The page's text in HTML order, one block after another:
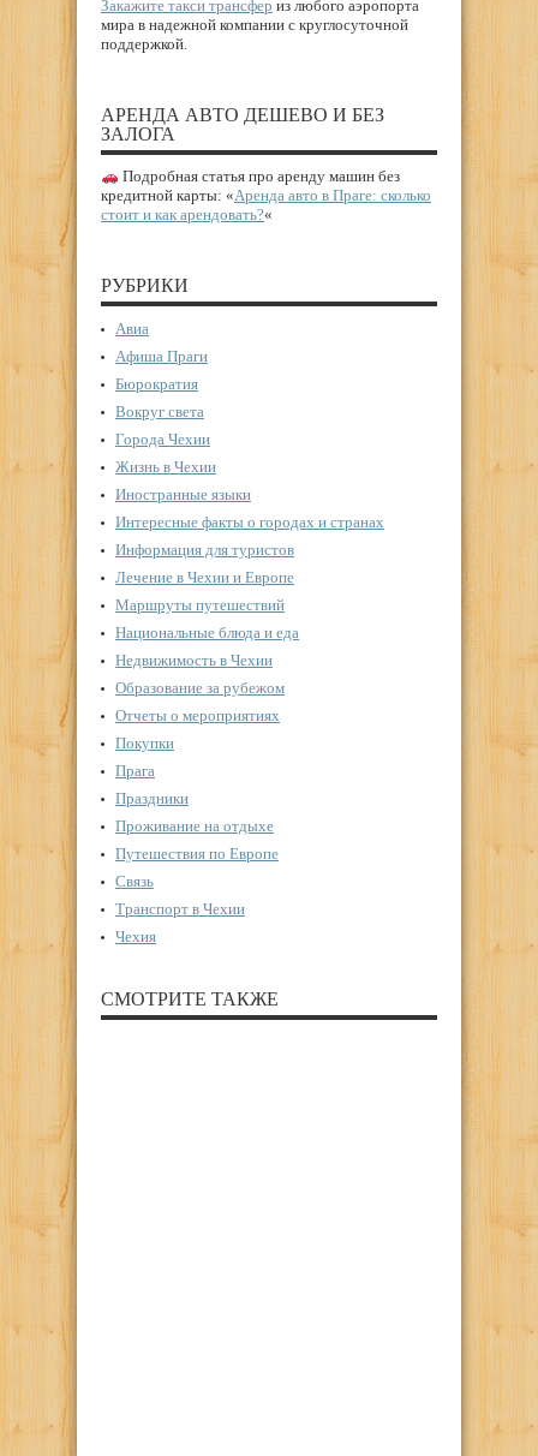
Закажите такси трансфер из любого аэропорта
мира в надежной компании с круглосуточной
поддержкой.
АРЕНДА АВТО ДЕШЕВО И БЕЗ
ЗАЛОГА
Подробная статья про аренду машин без
кредитной карты: «Аренда авто в Праге: сколько
стоит и как арендовать?«
РУБРИКИ
Авиа
Афиша Праги
Бюрократия
Вокруг света
Города Чехии
Жизнь в Чехии
Иностранные языки
Интересные факты о городах и странах
Информация для туристов
Лечение в Чехии и Европе
Маршруты путешествий
Национальные блюда и еда
Недвижимость в Чехии
Образование за рубежом
Отчеты о мероприятиях
Покупки
Прага
Праздники
Проживание на отдыхе
Путешествия по Европе
Связь
Транспорт в Чехии
Чехия
СМОТРИТЕ ТАКЖЕ